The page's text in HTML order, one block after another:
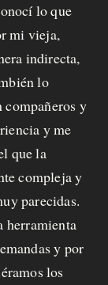
lo que
mi vieja,
indirecta,
lo
compañeros y
y me
que la
compleja y
parecidas.
herramienta
y por
los